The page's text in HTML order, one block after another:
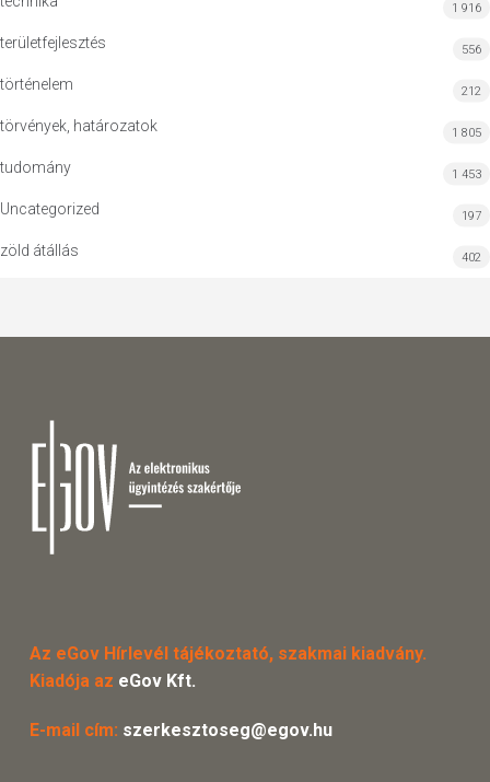
1 916
területfejlesztés 556
történelem 212
törvények, határozatok 1 805
tudomány 1 453
Uncategorized 197
zöld átállás 402
Az eGov Hírlevél tájékoztató, szakmai kiadvány.
Kiadója az eGov Kft.
E-mail cím: szerkesztoseg@egov.hu